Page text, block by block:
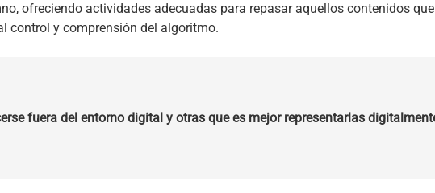
ofreciendo actividades adecuadas para repasar aquellos contenidos
control y comprensión del algoritmo.
fuera del entorno digital y otras que es mejor representarlas